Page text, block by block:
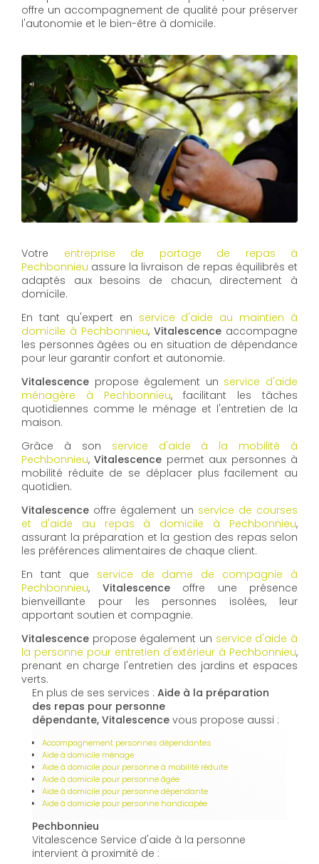
offre un accompagnement de qualité pour préserver
l'autonomie et le bien-être à domicile.
Votre entreprise de portage de repas à
Pechbonnieu assure la livraison de repas équilibrés et
adaptés aux besoins de chacun, directement à
domicile.
En tant qu'expert en service d'aide au maintien à
domicile à Pechbonnieu, Vitalescence accompagne
les personnes âgées ou en situation de dépendance
pour leur garantir confort et autonomie.
Vitalescence propose également un service d'aide
ménagère à Pechbonnieu, facilitant les tâches
quotidiennes comme le ménage et l'entretien de la
maison.
Grâce à son service d'aide à la mobilité à
Pechbonnieu,Vitalescence permet aux personnes à
mobilité réduite de se déplacer plus facilement au
quotidien.
Vitalescence offre également un service de courses
et d'aide au repas à domicile à Pechbonnieu,
assurant la préparation et la gestion des repas selon
les préférences alimentaires de chaque client.
En tant que service de dame de compagnie à
Pechbonnieu, Vitalescenceoffre une présence
bienveillante pour les personnes isolées, leur
apportant soutien et compagnie.
Vitalescence propose également un service d'aide à
la personne pour entretien d'extérieur à Pechbonnieu,
prenant en charge l'entretien des jardins et espaces
verts.
En plus de ses services : Aide à la préparation
des repas pour personne
dépendante, Vitalescence vous propose aussi :
Accompagnement personnes dépendantes
Aide à domicile ménage
Aide à domicile pour personne à mobilité réduite
Aide à domicile pour personne âgée
Aide à domicile pour personne dépendante
Aide à domicile pour personne handicapée
Pechbonnieu
Vitalescence Service d'aide à la personne
intervient à proximité de :